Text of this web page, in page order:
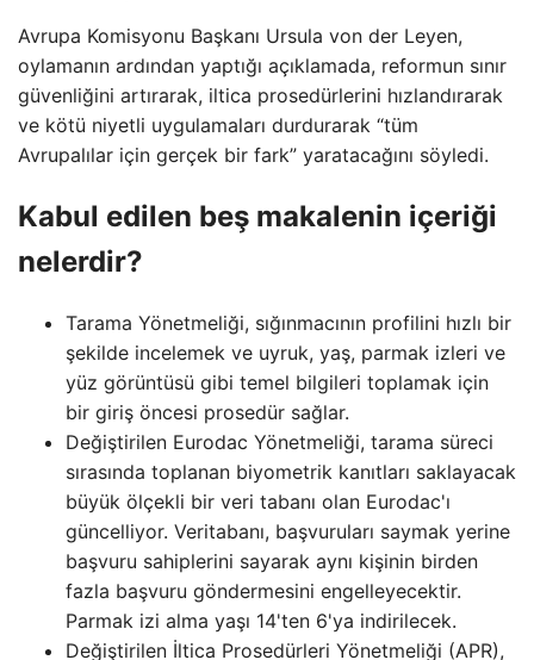
Avrupa Komisyonu Başkanı Ursula von der Leyen,
oylamanın ardından yaptığı açıklamada, reformun sınır
güvenliğini artırarak, iltica prosedürlerini hızlandırarak
ve kötü niyetli uygulamaları durdurarak “tüm
Avrupalılar için gerçek bir fark” yaratacağını söyledi.
Kabul edilen beş makalenin içeriği
nelerdir?
Tarama Yönetmeliği, sığınmacının profilini hızlı bir
şekilde incelemek ve uyruk, yaş, parmak izleri ve
yüz görüntüsü gibi temel bilgileri toplamak için
bir giriş öncesi prosedür sağlar.
Değiştirilen Eurodac Yönetmeliği, tarama süreci
sırasında toplanan biyometrik kanıtları saklayacak
büyük ölçekli bir veri tabanı olan Eurodac'ı
güncelliyor. Veritabanı, başvuruları saymak yerine
başvuru sahiplerini sayarak aynı kişinin birden
fazla başvuru göndermesini engelleyecektir.
Parmak izi alma yaşı 14'ten 6'ya indirilecek.
Değiştirilen İltica Prosedürleri Yönetmeliği (APR),